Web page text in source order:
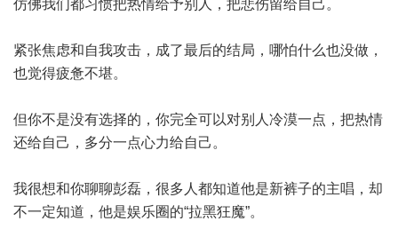
仿佛我们都习惯把热情给予别人，把悲伤留给自己。
紧张焦虑和自我攻击，成了最后的结局，哪怕什么也没做，
也觉得疲惫不堪。
但你不是没有选择的，你完全可以对别人冷漠一点，把热情
还给自己，多分一点心力给自己。
我很想和你聊聊彭磊，很多人都知道他是新裤子的主唱，却
不一定知道，他是娱乐圈的“拉黑狂魔”。